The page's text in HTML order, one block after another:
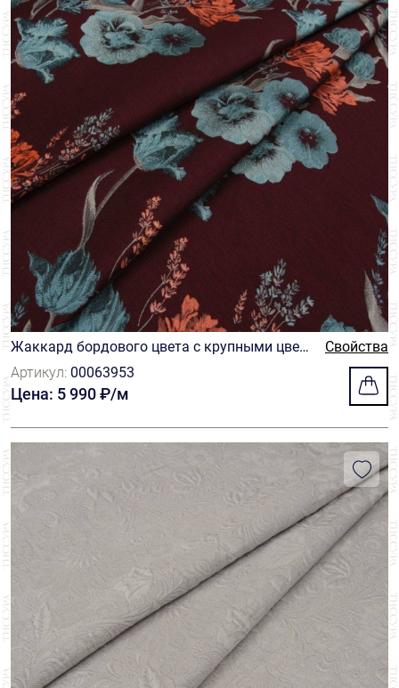
Жаккард бордового цвета с крупными цвет
ами
Свойства
Артикул: 00063953
Цена: 5 990 ₽/м